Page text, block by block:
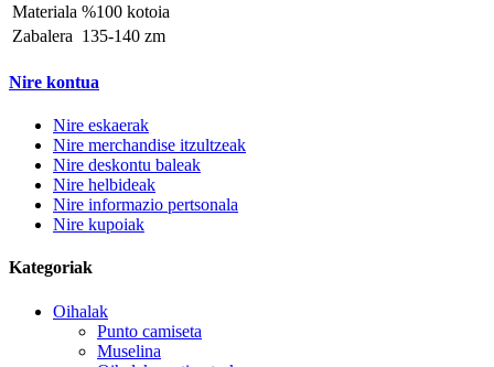
Materiala %100 kotoia
Zabalera 135-140 zm
Nire kontua
Nire eskaerak
Nire merchandise itzultzeak
Nire deskontu baleak
Nire helbideak
Nire informazio pertsonala
Nire kupoiak
Kategoriak
Oihalak
Punto camiseta
Muselina